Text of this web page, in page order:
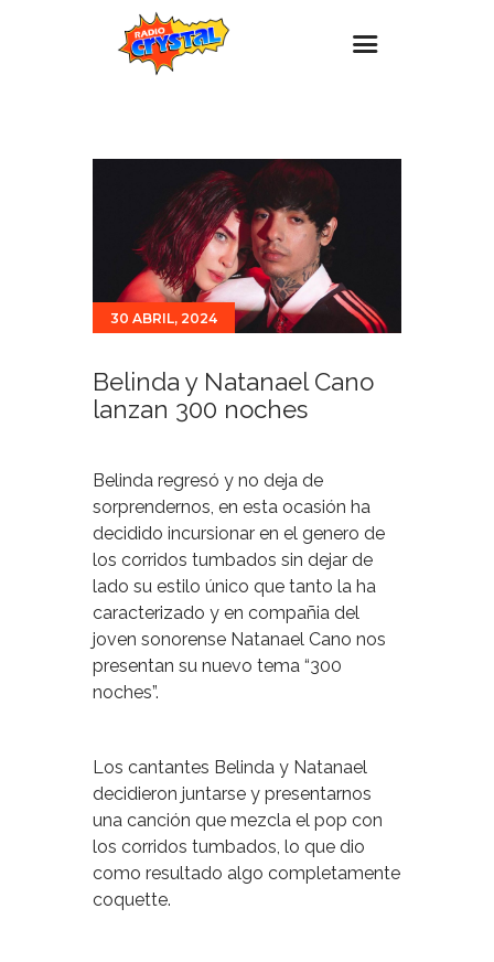
Estaciones
Eventos
Promociones
Noticias
Para ti
30 ABRIL, 2024
Belinda y Natanael Cano
lanzan 300 noches
Belinda regresó y no deja de
sorprendernos, en esta ocasión ha
decidido incursionar en el genero de
los corridos tumbados sin dejar de
lado su estilo único que tanto la ha
caracterizado y en compañia del
joven sonorense Natanael Cano nos
presentan su nuevo tema “300
noches”.
Los cantantes Belinda y Natanael
decidieron juntarse y presentarnos
una canción que mezcla el pop con
los corridos tumbados, lo que dio
como resultado algo completamente
coquette.